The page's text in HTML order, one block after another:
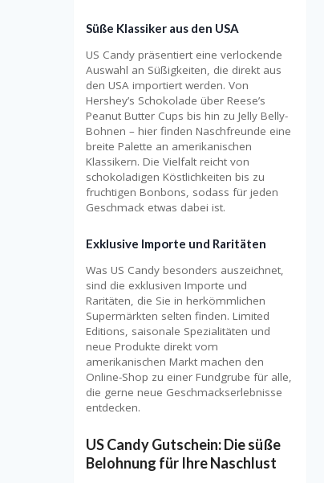
Süße Klassiker aus den USA
US Candy präsentiert eine verlockende
Auswahl an Süßigkeiten, die direkt aus
den USA importiert werden. Von
Hershey’s Schokolade über Reese’s
Peanut Butter Cups bis hin zu Jelly Belly-
Bohnen – hier finden Naschfreunde eine
breite Palette an amerikanischen
Klassikern. Die Vielfalt reicht von
schokoladigen Köstlichkeiten bis zu
fruchtigen Bonbons, sodass für jeden
Geschmack etwas dabei ist.
Exklusive Importe und Raritäten
Was US Candy besonders auszeichnet,
sind die exklusiven Importe und
Raritäten, die Sie in herkömmlichen
Supermärkten selten finden. Limited
Editions, saisonale Spezialitäten und
neue Produkte direkt vom
amerikanischen Markt machen den
Online-Shop zu einer Fundgrube für alle,
die gerne neue Geschmackserlebnisse
entdecken.
US Candy Gutschein: Die süße
Belohnung für Ihre Naschlust